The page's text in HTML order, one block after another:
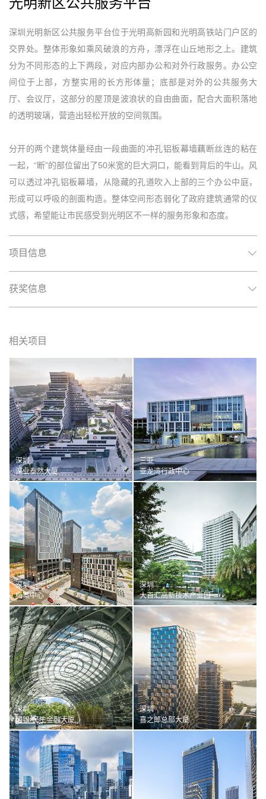
深圳光明新区公共服务平台位于光明高新园和光明高铁站门户区的
交界处。整体形象如乘风破浪的方舟，漂浮在山丘地形之上。建筑
分为不同形态的上下两段，对应内部办公和对外行政服务。办公空
间位于上部，方整实用的长方形体量；底部是对外的公共服务大
厅、会议厅，这部分的屋顶是波浪状的自由曲面，配合大面积落地
的透明玻璃，营造出轻松开放的空间氛围。
分开的两个建筑体量经由一段曲面的冲孔铝板幕墙藕断丝连的粘在
一起，“断”的部位留出了50米宽的巨大洞口，能看到背后的牛山。风
可以透过冲孔铝板幕墙，从隐藏的孔道吹入上部的三个办公中庭，
形成可以呼吸的剖面构造。整体空间形态弱化了政府建筑通常的仪
式感，希望能让市民感受到光明区不一样的服务形象和态度。
项目信息
获奖信息
相关项目
深圳
深业泰然大厦
三亚
亚龙湾行政中心
深圳
档案中心
深圳
大百汇高新技术产业园
深圳
国银·民生金融大厦
深圳
喜之郎总部大厦